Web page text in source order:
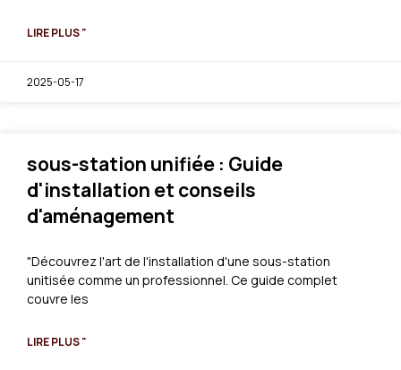
LIRE PLUS "
2025-05-17
sous-station unifiée : Guide
d'installation et conseils
d'aménagement
"Découvrez l'art de l'installation d'une sous-station
unitisée comme un professionnel. Ce guide complet
couvre les
LIRE PLUS "